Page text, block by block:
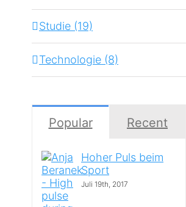
Studie (19)
Technologie (8)
Popular Recent
Hoher Puls beim
Sport
Juli 19th, 2017